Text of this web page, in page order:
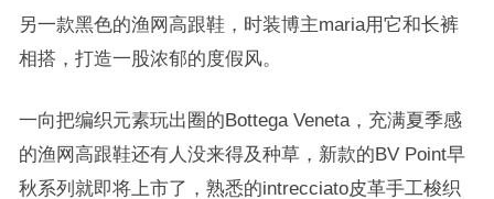
另一款黑色的渔网高跟鞋，时装博主maria用它和长裤
相搭，打造一股浓郁的度假风。
一向把编织元素玩出圈的Bottega Veneta，充满夏季感
的渔网高跟鞋还有人没来得及种草， 新款的BV Point早
秋系列就即将上市了，熟悉的intrecciato皮革手工梭织